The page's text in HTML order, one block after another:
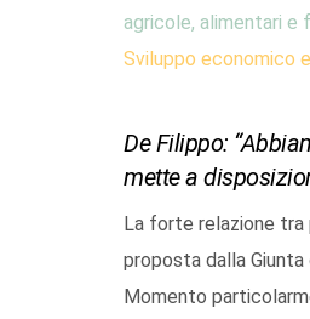
agricole, alimentari e
Sviluppo economico
De Filippo:
mette a
La forte relazione tra
proposta dalla
Momento